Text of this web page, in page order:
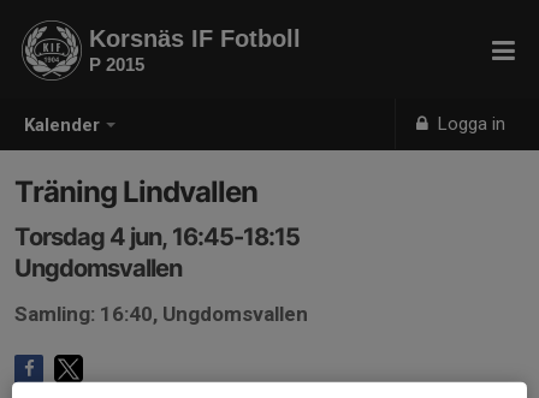
Kalender Logga in
Korsnäs IF Fotboll
P 2015
Träning Lindvallen
Torsdag 4 jun, 16:45-18:15
Ungdomsvallen
Samling: 16:40, Ungdomsvallen